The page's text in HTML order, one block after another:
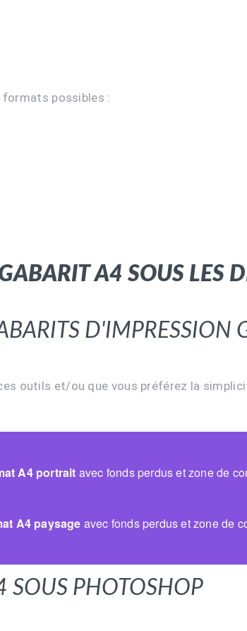
formats possibles :
A4 sous les
outils et/ou que vous préférez la
A4 portrait avec fonds perdus et zone de
A4 paysage avec fonds perdus et zone de
sous Photoshop